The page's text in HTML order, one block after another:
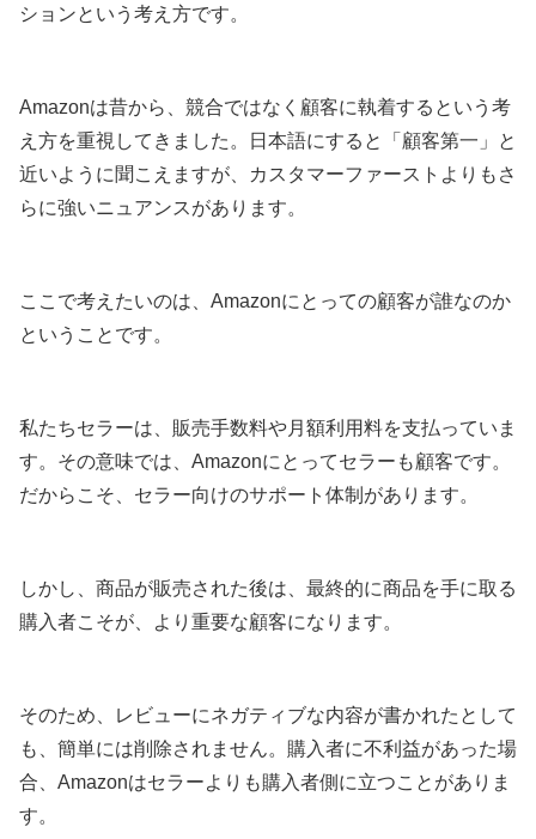
ションという考え方です。
Amazonは昔から、競合ではなく顧客に執着するという考
え方を重視してきました。日本語にすると「顧客第一」と
近いように聞こえますが、カスタマーファーストよりもさ
らに強いニュアンスがあります。
ここで考えたいのは、Amazonにとっての顧客が誰なのか
ということです。
私たちセラーは、販売手数料や月額利用料を支払っていま
す。その意味では、Amazonにとってセラーも顧客です。
だからこそ、セラー向けのサポート体制があります。
しかし、商品が販売された後は、最終的に商品を手に取る
購入者こそが、より重要な顧客になります。
そのため、レビューにネガティブな内容が書かれたとして
も、簡単には削除されません。購入者に不利益があった場
合、Amazonはセラーよりも購入者側に立つことがありま
す。